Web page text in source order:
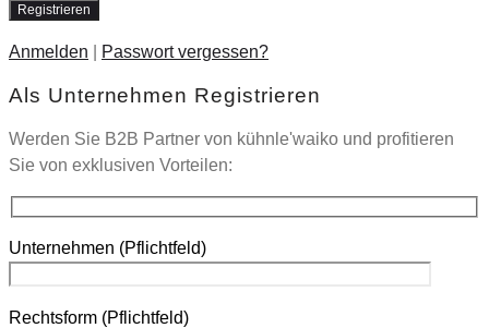
Anmelden Passwort vergessen?
Als Unternehmen Registrieren
Werden Sie B2B Partner von kühnle'waiko und profitieren
Sie von exklusiven Vorteilen:
Unternehmen (Pflichtfeld)
Rechtsform (Pflichtfeld)